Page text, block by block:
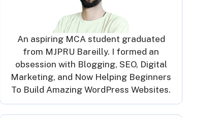
An aspiring MCA student graduated
from MJPRU Bareilly. I formed an
obsession with Blogging, SEO, Digital
Marketing, and Now Helping Beginners
To Build Amazing WordPress Websites.